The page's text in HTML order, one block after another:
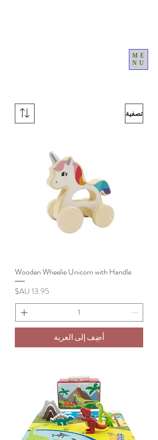
ME
NU
تصفية
Wooden Wheelie Unicorn with Handle
السعر
أضِف إلى العربة